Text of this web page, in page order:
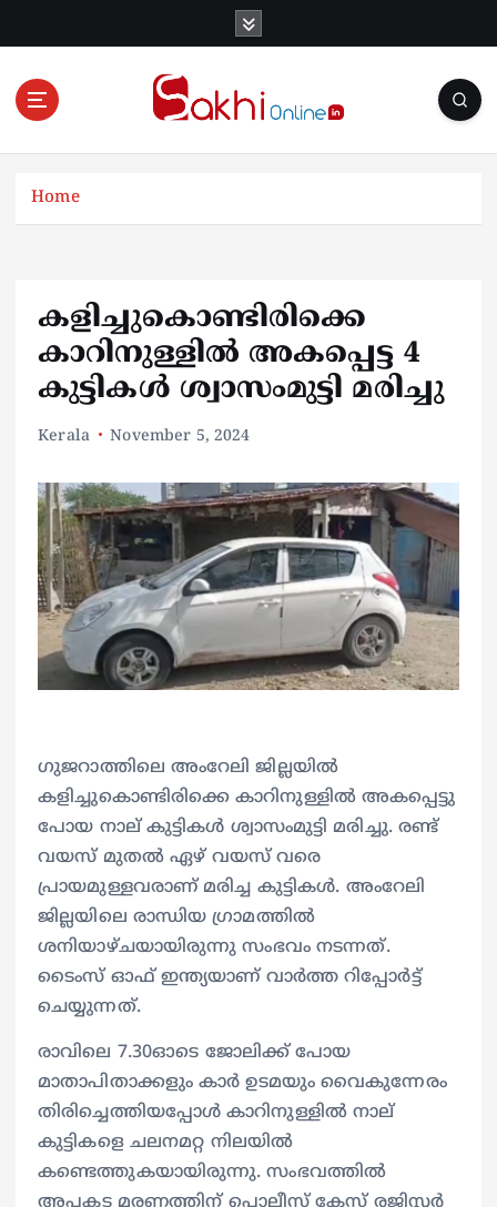
Online News Portal
Home
കളിച്ചുകൊണ്ടിരിക്കെ
കാറിനുള്ളിൽ അകപ്പെട്ട 4
കുട്ടികൾ ശ്വാസംമുട്ടി മരിച്ചു
Kerala November 5, 2024
ഗുജറാത്തിലെ അംറേലി ജില്ലയിൽ
കളിച്ചുകൊണ്ടിരിക്കെ കാറിനുള്ളിൽ അകപ്പെട്ടു
പോയ നാല് കുട്ടികൾ ശ്വാസംമുട്ടി മരിച്ചു. രണ്ട്
വയസ് മുതൽ ഏഴ് വയസ് വരെ
പ്രായമുള്ളവരാണ് മരിച്ച കുട്ടികൾ. അംറേലി
ജില്ലയിലെ രാന്ധിയ ഗ്രാമത്തിൽ
ശനിയാഴ്ചയായിരുന്നു സംഭവം നടന്നത്.
ടൈംസ് ഓഫ് ഇന്ത്യയാണ് വാർത്ത റിപ്പോർട്ട്
ചെയ്യുന്നത്.
രാവിലെ 7.30ഓടെ ജോലിക്ക് പോയ
മാതാപിതാക്കളും കാ‌ർ ഉടമയും വൈകുന്നേരം
തിരിച്ചെത്തിയപ്പോൾ കാറിനുള്ളിൽ നാല്
കുട്ടികളെ ചലനമറ്റ നിലയിൽ
കണ്ടെത്തുകയായിരുന്നു. സംഭവത്തിൽ